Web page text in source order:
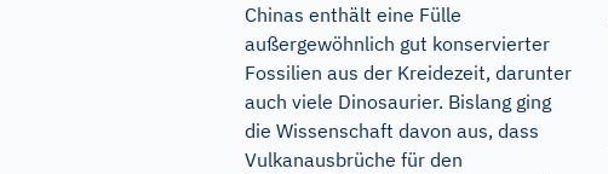
Chinas enthält eine Fülle
außergewöhnlich gut konservierter
Fossilien aus der Kreidezeit, darunter
auch viele Dinosaurier. Bislang ging
die Wissenschaft davon aus, dass
Vulkanausbrüche für den